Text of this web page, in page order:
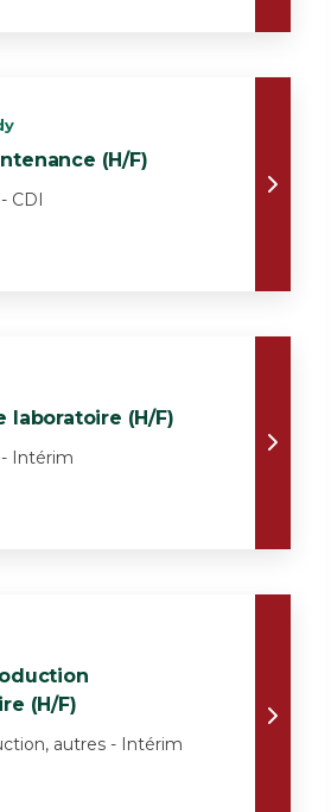
(H/F)
CDI
laboratoire (H/F)
Intérim
(H/F)
autres - Intérim